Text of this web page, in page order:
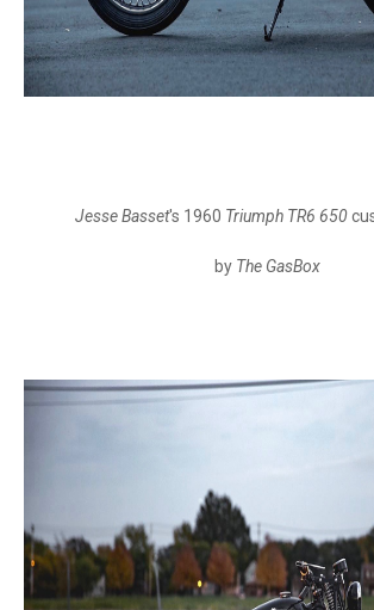
Jesse Basset's 1960 Triumph TR6 650
by The GasBox